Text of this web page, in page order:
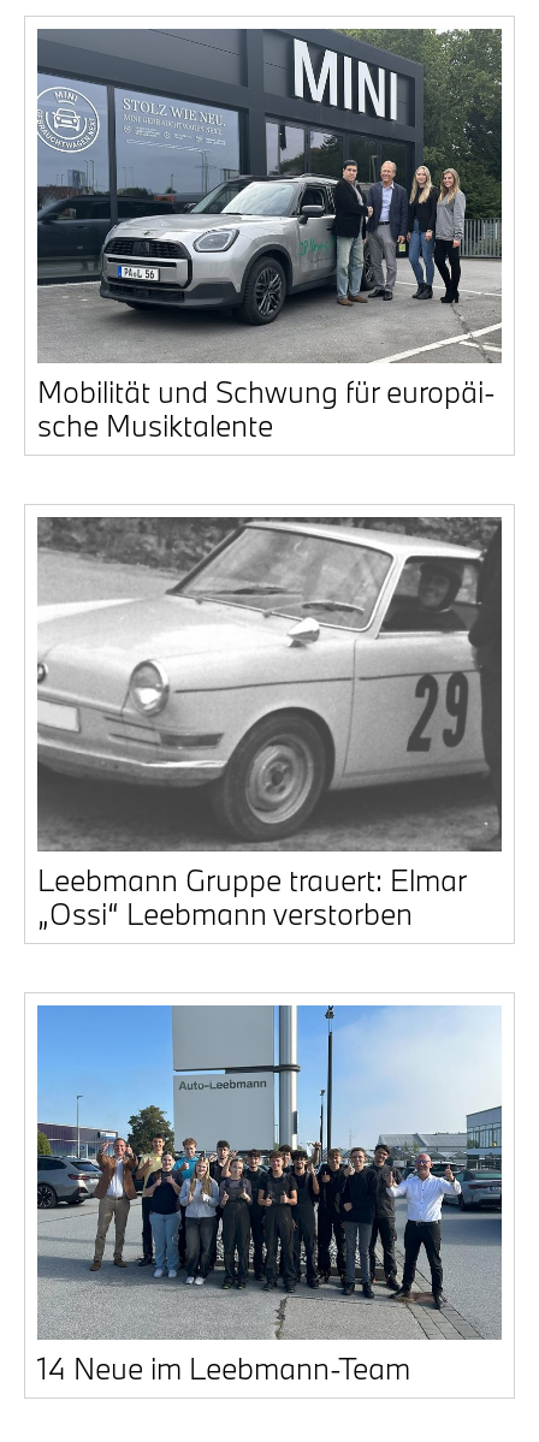
Mobi­li­tät und Schwung für euro­päi­
sche Musik­ta­len­te
Leeb­mann Grup­pe trau­ert: Elmar
„Ossi“ Leeb­mann ver­stor­ben
14 Neue im Leeb­mann-Team